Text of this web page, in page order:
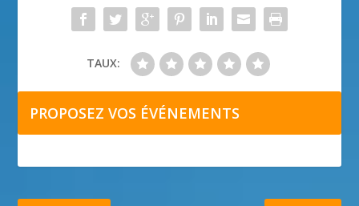
TAUX:
PROPOSEZ VOS ÉVÉNEMENTS